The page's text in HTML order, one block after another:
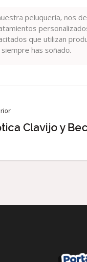
peluquería, nos
que utilizan
has soñado.
Clavijo y